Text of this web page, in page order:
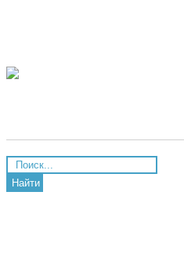
Найти